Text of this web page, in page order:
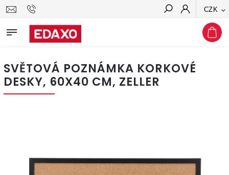
CZK
Hledat
SVĚTOVÁ POZNÁMKA KORKOVÉ
DESKY, 60X40 CM, ZELLER